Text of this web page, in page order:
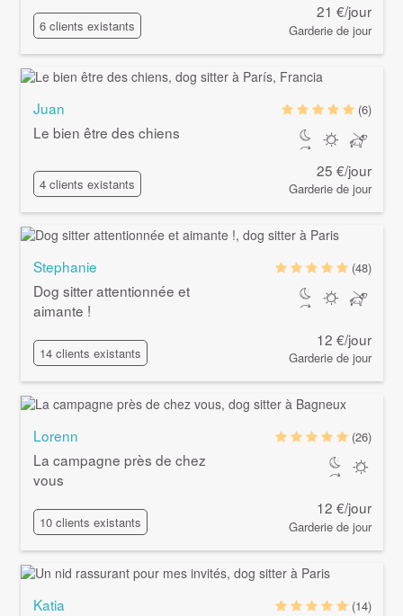
6 clients existants
21 €/jour
Garderie de jour
Juan
Le bien être des chiens
4 clients existants
(6)
25 €/jour
Garderie de jour
Stephanie
Dog sitter attentionnée et
aimante !
14 clients existants
(48)
12 €/jour
Garderie de jour
Lorenn
La campagne près de chez
vous
10 clients existants
(26)
12 €/jour
Garderie de jour
Katia
(14)